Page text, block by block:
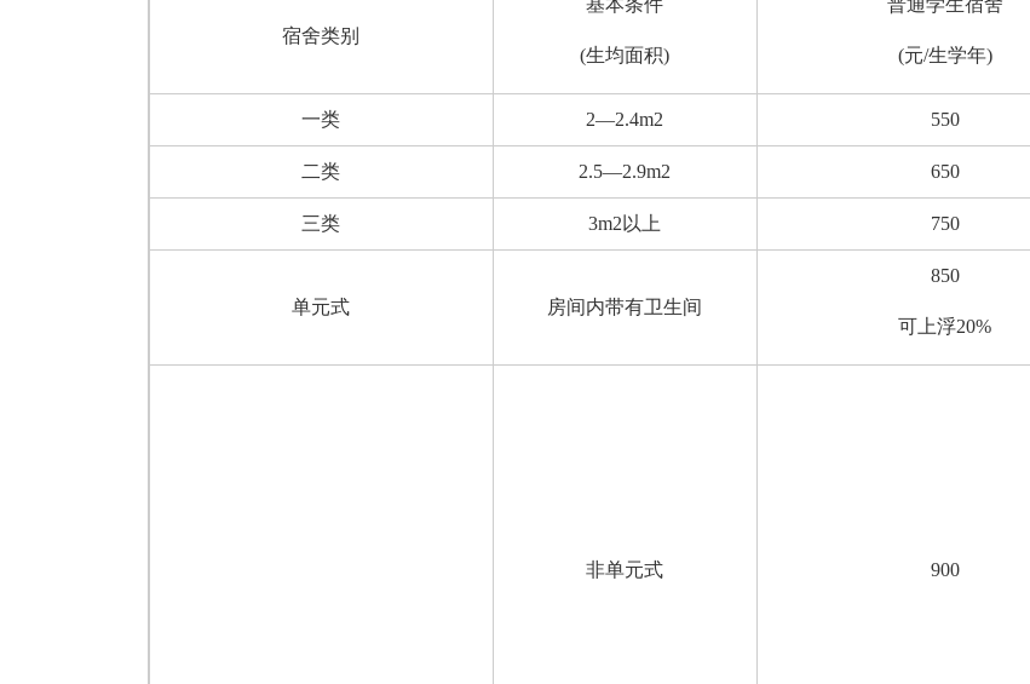
宿舍类别
基本条件
(生均面积)
普通学生宿舍
(元/生学年)
一类 2—2.4m2 550
二类 2.5—2.9m2 650
三类 3m2以上 750
单元式 房间内带有卫生间
850
可上浮20%
非单元式 900